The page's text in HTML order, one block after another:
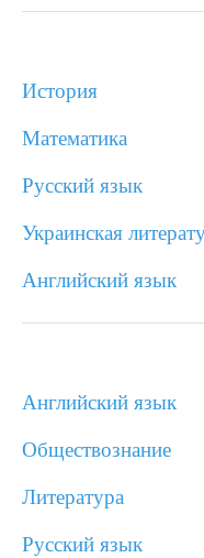
История
Математика
Русский язык
Украинская
Английский язык
Английский язык
Обществознание
Литература
Русский язык